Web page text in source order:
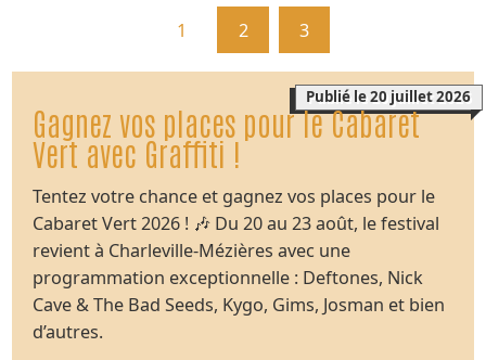
1 2 3
Publié le 20 juillet 2026
Gagnez vos places pour le Cabaret
Vert avec Graffiti !
Tentez votre chance et gagnez vos places pour le
Cabaret Vert 2026 ! 🎶 Du 20 au 23 août, le festival
revient à Charleville-Mézières avec une
programmation exceptionnelle : Deftones, Nick
Cave & The Bad Seeds, Kygo, Gims, Josman et bien
d’autres.